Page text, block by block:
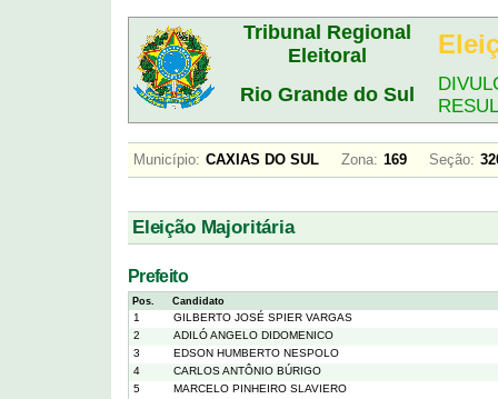
Tribunal Regional
Eleitoral
Rio Grande do Sul
Município: CAXIAS DO SUL Zona: 169 Seção:
Eleição Majoritária
Prefeito
Pos. Candidato
1
GILBERTO JOSÉ SPIER VARGAS
2
ADILÓ ANGELO DIDOMENICO
3
EDSON HUMBERTO NESPOLO
4
CARLOS ANTÔNIO BÚRIGO
5
MARCELO PINHEIRO SLAVIERO